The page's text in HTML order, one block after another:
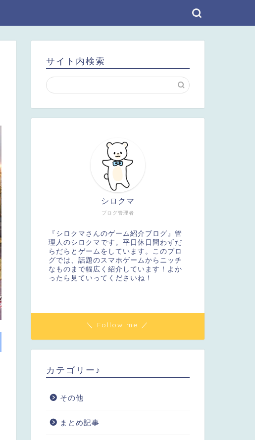
サイト内検索
ブログ管理者
シロクマ
『シロクマさんのゲーム紹介ブログ』管
理人のシロクマです。平日休日問わずだ
らだらとゲームをしています。このブロ
グでは、話題のスマホゲームからニッチ
なものまで幅広く紹介しています！よか
ったら見ていってくださいね！
＼ Follow me ／
カテゴリー♪
その他
まとめ記事